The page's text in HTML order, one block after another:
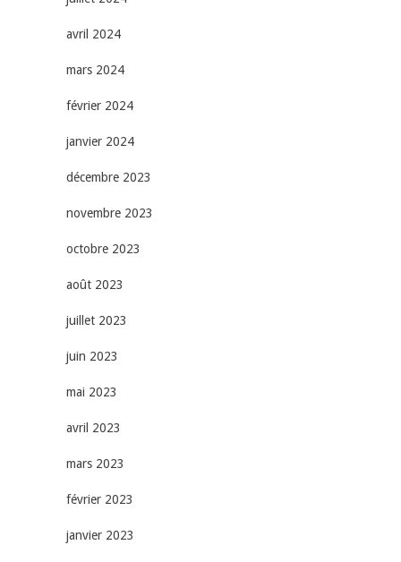
avril 2024
mars 2024
février 2024
janvier 2024
décembre 2023
novembre 2023
octobre 2023
août 2023
juillet 2023
juin 2023
mai 2023
avril 2023
mars 2023
février 2023
janvier 2023